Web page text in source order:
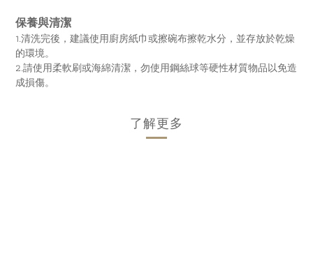
保養與清潔
1.清洗完後，建議使用廚房紙巾或擦碗布擦乾水分，並存放於乾燥
的環境。
2.請使用柔軟刷或海綿清潔，勿使用鋼絲球等硬性材質物品以免造
成損傷。
了解更多